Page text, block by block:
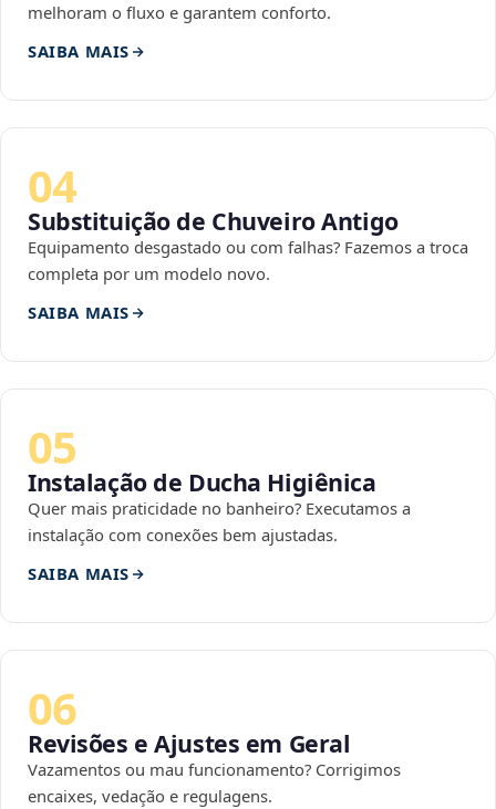
melhoram o fluxo e garantem conforto.
SAIBA MAIS
04
Substituição de Chuveiro Antigo
Equipamento desgastado ou com falhas? Fazemos a troca
completa por um modelo novo.
SAIBA MAIS
05
Instalação de Ducha Higiênica
Quer mais praticidade no banheiro? Executamos a
instalação com conexões bem ajustadas.
SAIBA MAIS
06
Revisões e Ajustes em Geral
Vazamentos ou mau funcionamento? Corrigimos
encaixes, vedação e regulagens.